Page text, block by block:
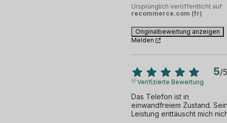
Ursprünglich veröffentlicht auf
recommerce.com (fr)
Originalbewertung anzeigen
Melden
5/5
Verifizierte Bewertung
Das Telefon ist in
einwandfreiem Zustand.
Leistung enttäuscht mich